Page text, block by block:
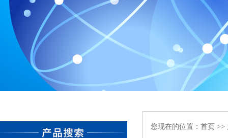
您现在的位置： 首页 >>